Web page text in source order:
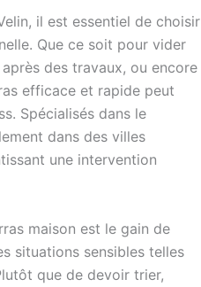
il est essentiel de choisir
Que ce soit pour vider
des travaux, ou encore
efficace et rapide peut
Spécialisés dans le
dans des villes
une intervention
maison est le gain de
situations sensibles telles
que de devoir trier,